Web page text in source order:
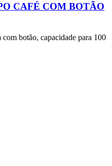
CAFÉ COM BOTÃO
botão, capacidade para 100